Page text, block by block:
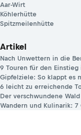
Aar-Wirt
Köhlerhütte
Spitzmeilenhütte
Artikel
Nach Unwettern in die
9 Touren für den
Gipfelziele: So klappt es
6 leicht zu erreichende
Der verschwundene
Wandern und Kulinarik: 7